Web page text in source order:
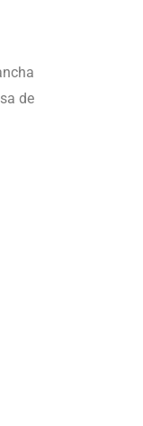
de